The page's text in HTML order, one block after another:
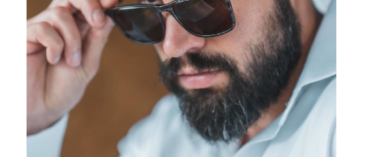
Długość zausznika:
140 mm
Szerokość mostka:
20 mm
Waga:
210 g
Regulowane noski:
Nie
Akcesoria